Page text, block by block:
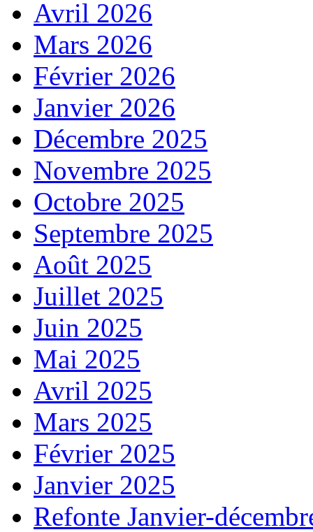
Avril 2026
Mars 2026
Février 2026
Janvier 2026
Décembre 2025
Novembre 2025
Octobre 2025
Septembre 2025
Août 2025
Juillet 2025
Juin 2025
Mai 2025
Avril 2025
Mars 2025
Février 2025
Janvier 2025
Refonte Janvier-